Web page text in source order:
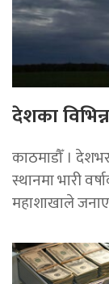
देशका
काठमाडौँ ।
स्थानमा भारी
महाशाखाले